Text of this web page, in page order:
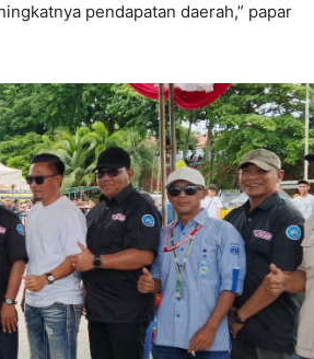
pendapatan daerah,” papar